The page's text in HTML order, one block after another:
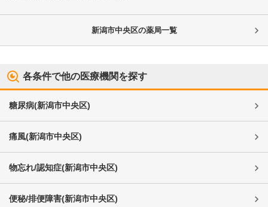
新潟市中央区の薬局一覧
各条件で他の医療機関を探す
糖尿病(新潟市中央区)
痛風(新潟市中央区)
物忘れ/認知症(新潟市中央区)
便秘/排便障害(新潟市中央区)